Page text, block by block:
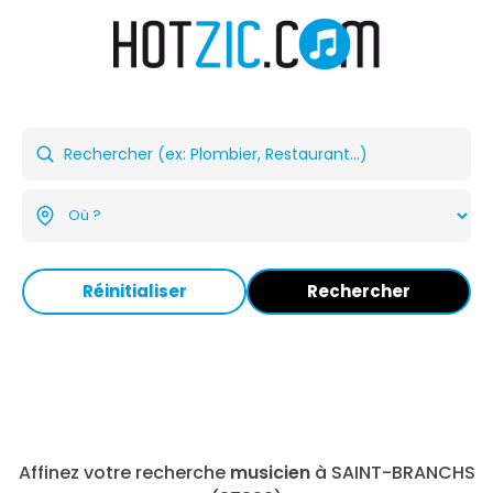
Réinitialiser Rechercher
Affinez votre recherche musicienà SAINT-BRANCHS